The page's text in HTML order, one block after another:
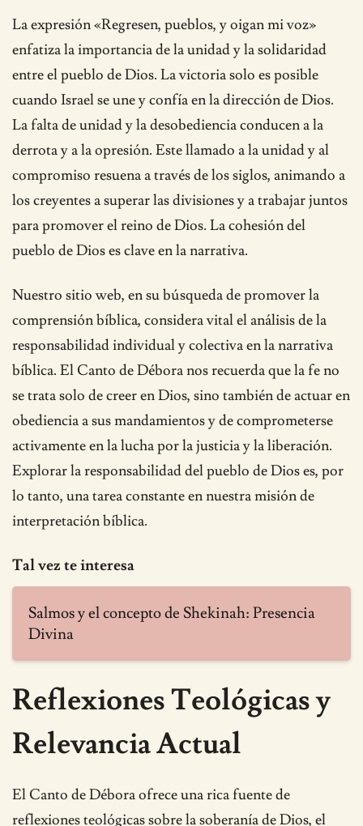
La expresión «Regresen, pueblos, y oigan mi voz»
enfatiza la importancia de la unidad y la solidaridad
entre el pueblo de Dios. La victoria solo es posible
cuando Israel se une y confía en la dirección de Dios.
La falta de unidad y la desobediencia conducen a la
derrota y a la opresión. Este llamado a la unidad y al
compromiso resuena a través de los siglos, animando a
los creyentes a superar las divisiones y a trabajar juntos
para promover el reino de Dios. La cohesión del
pueblo de Dios es clave en la narrativa.
Nuestro sitio web, en su búsqueda de promover la
comprensión bíblica, considera vital el análisis de la
responsabilidad individual y colectiva en la narrativa
bíblica. El Canto de Débora nos recuerda que la fe no
se trata solo de creer en Dios, sino también de actuar en
obediencia a sus mandamientos y de comprometerse
activamente en la lucha por la justicia y la liberación.
Explorar la responsabilidad del pueblo de Dios es, por
lo tanto, una tarea constante en nuestra misión de
interpretación bíblica.
Tal vez te interesa
Salmos y el concepto de Shekinah: Presencia
Divina
Reflexiones Teológicas y
Relevancia Actual
El Canto de Débora ofrece una rica fuente de
reflexiones teológicas sobre la soberanía de Dios, el